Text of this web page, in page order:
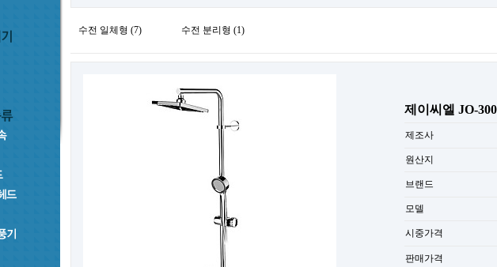
수전 일체형 (7) 수전 분리형 (1)
제이씨엘 JO-
제조사
원산지
브랜드
모델
시중가격
판매가격